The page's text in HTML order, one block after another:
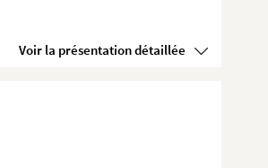
Voir la présentation détaillée